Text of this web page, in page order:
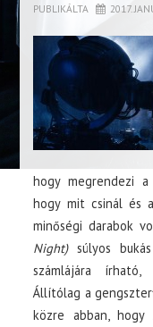
PUBLIKÁLTA 2017.
hogy megrendezi a
hogy mit csinál és
minőségi darabok
Night)súlyos
számlájára
Állítólag a
közre abban,